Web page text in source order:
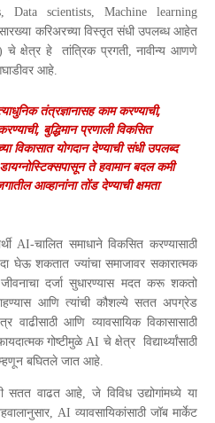
scientists, Machine learning
करिअरच्या विस्तृत संधी उपलब्ध आहेत
क्षेत्र हे तांत्रिक प्रगती, नावीन्य आणणे
आहे.
तंत्रज्ञानासह काम करण्याची,
बुद्धिमान प्रणाली विकसित
विकासात योगदान देण्याची संधी उपलब्द
ते हवामान बदल कमी
आव्हानांना तोंड देण्याची क्षमता
AI-चालित समाधाने विकसित करण्यासाठी
घेऊ शकतात ज्यांचा समाजावर सकारात्मक
दर्जा सुधारण्यास मदत करू शकतो
आणि त्यांची कौशल्ये सतत अपग्रेड
आणि व्यावसायिक विकासासाठी
गोष्टीमुळे AI चे क्षेत्र विद्यार्थ्यांसाठी
बघितले जात आहे.
सतत वाढत आहे, जे विविध उद्योगांमध्ये या
AI व्यावसायिकांसाठी जॉब मार्केट